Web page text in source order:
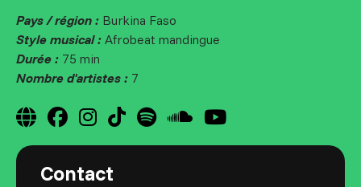
Pays / région : Burkina Faso
Style musical : Afrobeat mandingue
Durée : 75 min
Nombre d'artistes : 7
Contact